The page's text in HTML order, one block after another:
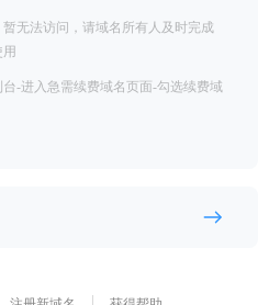
无法访问，请域名所有人及时完成
-进入急需续费域名页面-勾选续费域